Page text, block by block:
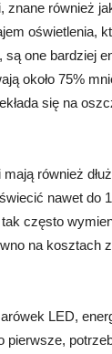
znane również
oświetlenia,
są one bardziej
około 75%
się na
również
nawet do
często
na kosztach
LED,
pierwsze,